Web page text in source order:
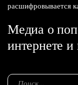
расшифровывается
Медиа о
интернете и